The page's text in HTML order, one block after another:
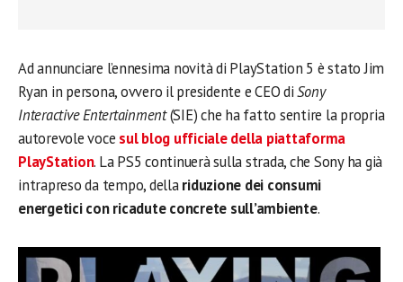
Ad annunciare l’ennesima novità di PlayStation 5 è stato Jim
Ryan in persona, ovvero il presidente e CEO diSony
Interactive Entertainment(SIE) che ha fatto sentire la propria
autorevole voce sul blog ufficiale della piattaforma
PlayStation. La PS5 continuerà sulla strada, che Sony ha già
intrapreso da tempo, dellariduzione dei consumi
energetici con ricadute concrete sull’ambiente.